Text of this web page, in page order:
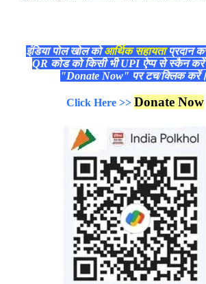
इंडिया पोल खोल कोआर्थिक सहायताप्रदान
QR कोड को किसी भी UPI ऐप्प से स्कैन
"Donate Now" पर टच/क्लिक करें।
Click Here >> Donate Now